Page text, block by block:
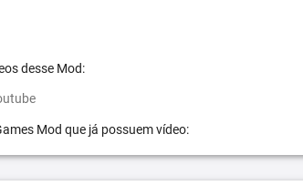
desse Mod:
Mod que já possuem vídeo: